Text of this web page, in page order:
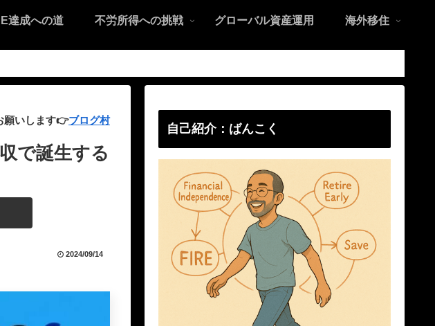
達成への道 不労所得への挑戦 グローバル資産運用 海外移住
願いします👉ブログ村
で誕生する
2024/09/14
自己紹介：ばんこく